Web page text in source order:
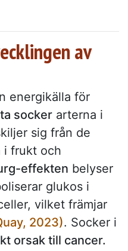
av
energikälla för
socker arterna i
sig från de
i frukt och
effekten belyser
glukos i
vilket främjar
2023). Socker i
orsak till cancer.